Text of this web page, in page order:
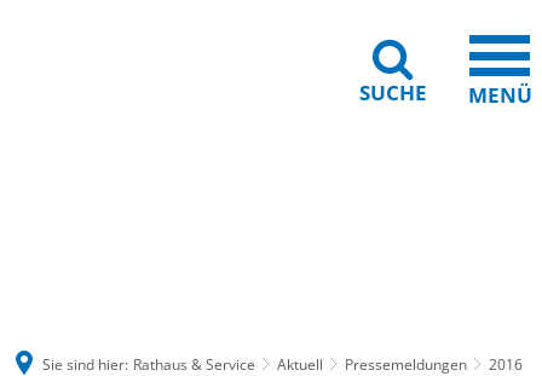
SUCHE MENÜ
Sie sind hier: Rathaus & Service Aktuell Pressemeldungen
2016